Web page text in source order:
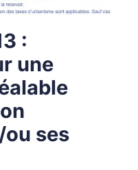
:
une
ses